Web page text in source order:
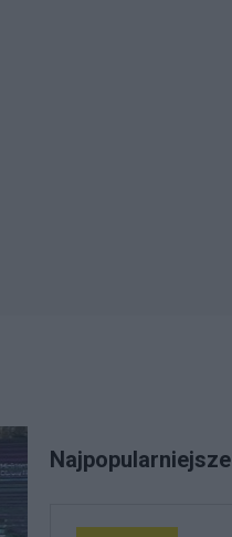
Najpopularniejsze